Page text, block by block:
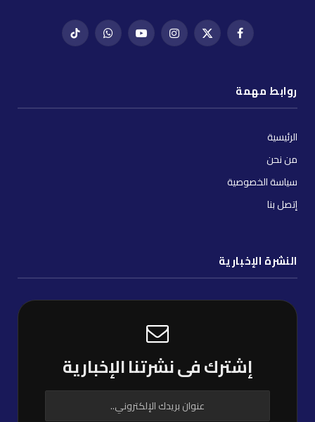
فيسبوكX
إنستغراميوتيوب واتساب تيك
روابط مهمة
الرئيسية
من نحن
سياسة الخصوصية
إتصل بنا
النشرة الإخبارية
إشترك فى نشرتنا الإخبارية